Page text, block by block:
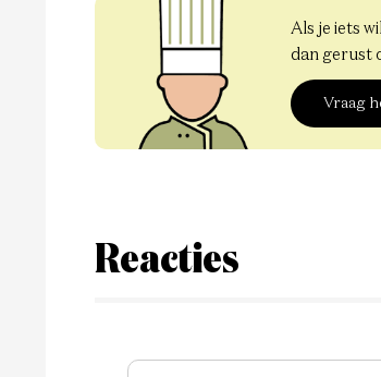
Als je iets
dan gerust
Vraag
Reacties